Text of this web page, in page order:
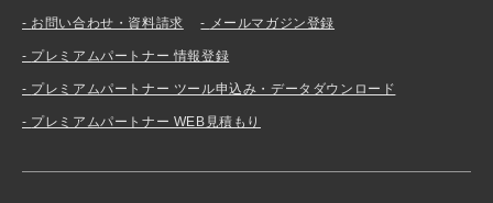
お問い合わせ・資料請求 メールマガジン登録
プレミアムパートナー 情報登録
プレミアムパートナー ツール申込み・データダウンロード
プレミアムパートナー WEB見積もり